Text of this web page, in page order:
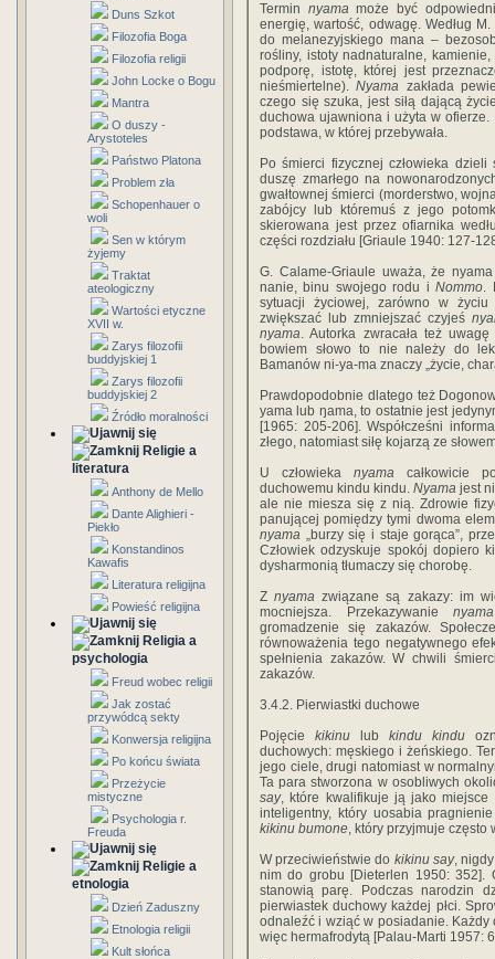
Duns Szkot
Filozofia Boga
Filozofia religii
John Locke o Bogu
Mantra
O duszy -
Arystoteles
Państwo Platona
Problem zła
Schopenhauer o
woli
Sen w którym
żyjemy
Traktat
ateologiczny
Wartości etyczne
XVII w.
Zarys filozofii
buddyjskiej 1
Zarys filozofii
buddyjskiej 2
Źródło moralności
Religie a
literatura
Anthony de Mello
Dante Alighieri -
Piekło
Konstandinos
Kawafis
Literatura religijna
Powieść religijna
Religia a
psychologia
Freud wobec religii
Jak zostać
przywódcą sekty
Konwersja religijna
Po końcu świata
Przeżycie
mistyczne
Psychologia r.
Freuda
Religie a
etnologia
Dzień Zaduszny
Etnologia religii
Kult słońca
Termin nyamamoże być
energię, wartość, odwagę. Według
do melanezyjskiego mana –
rośliny, istoty nadnaturalne,
podporę, istotę, której jest
nieśmiertelne).Nyama zakłada
czego się szuka, jest siłą dającą
duchowa ujawniona i użyta w ofierze.
podstawa, w której przebywała.
Po śmierci fizycznej człowieka
duszę zmarłego na
gwałtownej śmierci (morderstwo,
zabójcy lub któremuś z jego
skierowana jest przez ofiarnika
części rozdziału [Griaule 1940: 127-
G. Calame-Griaule uważa, że
nanie, binu swojego rodu iNommo.
sytuacji życiowej, zarówno w
zwiększać lub zmniejszać czyjeś
nyama. Autorka zwracała też
bowiem słowo to nie należy do
Bamanów ni-ya-ma znaczy „życie,
Prawdopodobnie dlatego też
yama lub ŋama, to ostatnie jest
[1965: 205-206]. Współcześni
złego, natomiast siłę kojarzą ze
U człowieka nyama całkowicie
duchowemu kindu kindu. Nyama jest
ale nie miesza się z nią. Zdrowie
panującej pomiędzy tymi dwoma
nyama „burzy się i staje gorąca”,
Człowiek odzyskuje spokój dopiero
dysharmonią tłumaczy się chorobę.
Znyama związane są zakazy: im
mocniejsza. Przekazywanienyama
gromadzenie się zakazów.
równoważenia tego negatywnego
spełnienia zakazów. W chwili
zakazów.
3.4.2. Pierwiastki duchowe
Pojęcie kikinulub kindu kindu
duchowych: męskiego i żeńskiego.
jego ciele, drugi natomiast w
Ta para stworzona w osobliwych
say, które kwalifikuje ją jako miejsce
inteligentny, który uosabia
kikinu bumone, który przyjmuje często
W przeciwieństwie do kikinu say,
nim do grobu [Dieterlen 1950: 352].
stanowią parę. Podczas narodzin
pierwiastek duchowy każdej płci.
odnaleźć i wziąć w posiadanie.
więc hermafrodytą [Palau-Marti 1957: